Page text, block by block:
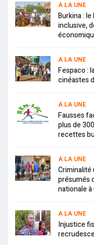
A LA UNE
Burkina :
inclusive,
A LA UNE
Fespaco :
cinéastes
A LA UNE
Fausses
plus de
recettes
A LA UNE
Criminalité
présumés
nationale
A LA UNE
Injustice